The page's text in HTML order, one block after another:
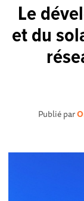
Le
et du
Publié par